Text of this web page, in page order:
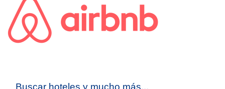
Buscar hoteles y mucho más...